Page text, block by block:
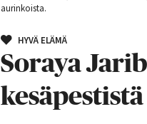
aurinkoista.
HYVÄ ELÄMÄ
Soraya